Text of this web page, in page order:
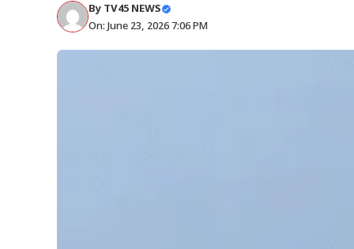
By TV45 NEWS
On: June 23, 2026 7:06 PM